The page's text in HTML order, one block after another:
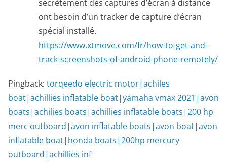
secrètement des captures d’écran à distance
ont besoin d’un tracker de capture d’écran
spécial installé.
https://www.xtmove.com/fr/how-to-get-and-
track-screenshots-of-android-phone-remotely/
Pingback: torqeedo electric motor|achiles
boat|achillies inflatable boat|yamaha vmax 2021|avon
boats|achilies boats|achillies inflatable boats|200 hp
merc outboard|avon inflatable boats|avon boat|avon
inflatable boat|honda boats|200hp mercury
outboard|achillies inf